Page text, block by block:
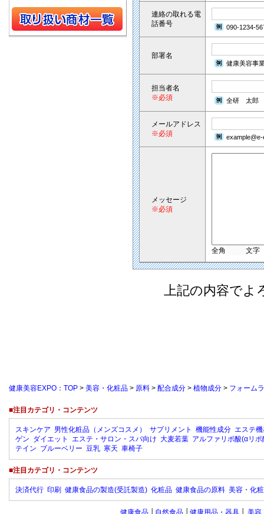
連絡の取れる電
話番号
090-1234-
部署名
健康美容事
担当者名
※必須
全研 太郎
メールアドレス
※必須
メッセージ
※必須
全角 文字
上記の内容でよ
健康美容EXPO：TOP > 美容・化粧品 > 原料 > 配合成分 > 植物成分 > フォーム
■注目カテゴリ・コンテンツ
スキンケア 男性化粧品（メンズコスメ） サプリメント 機能性成分 エステ
ゲン ダイエット エステ・サロン・スパ向け 大麦若葉 アルファリポ酸(αリポ
テイン ブルーベリー 豆乳 寒天 車椅子
■注目カテゴリ・コンテンツ
決済代行 印刷 健康食品の製造(受託製造) 化粧品 健康食品の原料 美容・化
健康食品 自然食品 健康用品・器具 美容